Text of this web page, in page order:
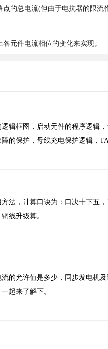
的总电流(但由于电抗器的限流
元件电流相位的变化来实现。
辑框图，启动元件的程序逻辑
的保护，母线充电保护逻辑，
法，计算口诀为：口决十下五
线升级算。
的允许值是多少，同步发电机
起来了解下。